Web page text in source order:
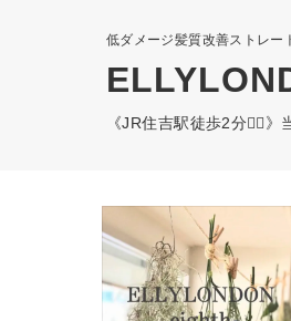
低ダメージ髪質改善ストレー
《JR住吉駅徒歩2分🚶‍♀️